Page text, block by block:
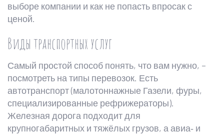
выборе компании и как не попасть впросак с
ценой.
Виды транспортных услуг
Самый простой способ понять, что вам нужно, –
посмотреть на типы перевозок. Есть
автотранспорт (малотоннажные Газели, фуры,
специализированные рефрижераторы).
Железная дорога подходит для
крупногабаритных и тяжёлых грузов, а авиа‑ и